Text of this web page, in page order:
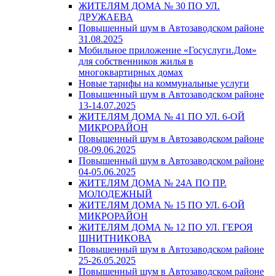
ЖИТЕЛЯМ ДОМА № 30 ПО УЛ.
ДРУЖАЕВА
Повышенный шум в Автозаводском районе
31.08.2025
Мобильное приложение «Госуслуги.Дом»
для собственников жилья в
многоквартирных домах
Новые тарифы на коммунальные услуги
Повышенный шум в Автозаводском районе
13-14.07.2025
ЖИТЕЛЯМ ДОМА № 41 ПО УЛ. 6-ОЙ
МИКРОРАЙОН
Повышенный шум в Автозаводском районе
08-09.06.2025
Повышенный шум в Автозаводском районе
04-05.06.2025
ЖИТЕЛЯМ ДОМА № 24А ПО ПР.
МОЛОДЕЖНЫЙ
ЖИТЕЛЯМ ДОМА № 15 ПО УЛ. 6-ОЙ
МИКРОРАЙОН
ЖИТЕЛЯМ ДОМА № 12 ПО УЛ. ГЕРОЯ
ШНИТНИКОВА
Повышенный шум в Автозаводском районе
25-26.05.2025
Повышенный шум в Автозаводском районе